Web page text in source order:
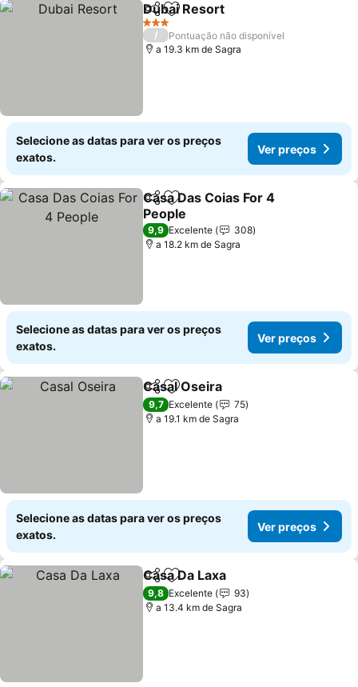
PartilharAdicionar aos favoritos
Dubai Resort
3 Estrelas
/
Pontuação não disponível
a 19.3 km de Sagra
Selecione as datas para ver os preços
exatos.
Ver preços
PartilharAdicionar aos favoritos
Casa Das Coias For 4
People
9,9 Excelente
308
a 18.2 km de Sagra
Selecione as datas para ver os preços
exatos.
Ver preços
PartilharAdicionar aos favoritos
Casal Oseira
9,7 Excelente
75
a 19.1 km de Sagra
Selecione as datas para ver os preços
exatos.
Ver preços
PartilharAdicionar aos favoritos
Casa Da Laxa
9,8 Excelente
93
a 13.4 km de Sagra